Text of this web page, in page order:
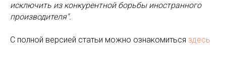
исключить из конкурентной борьбы иностранного
производителя".
С полной версией статьи можно ознакомиться здесь